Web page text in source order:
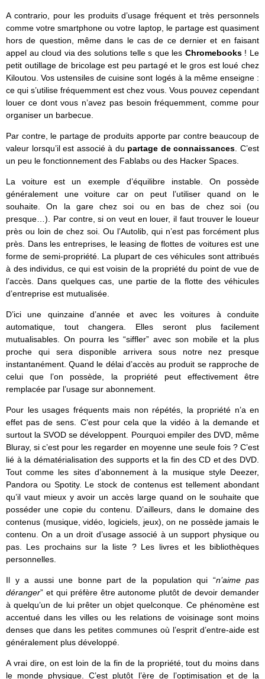
A contrario, pour les produits d’usage fréquent et très personnels
comme votre smartphone ou votre laptop, le partage est quasiment
hors de question, même dans le cas de ce dernier et en faisant
appel au cloud via des solutions telle s que les Chromebooks! Le
petit outillage de bricolage est peu partagé et le gros est loué chez
Kiloutou. Vos ustensiles de cuisine sont logés à la même enseigne :
ce qui s’utilise fréquemment est chez vous. Vous pouvez cependant
louer ce dont vous n’avez pas besoin fréquemment, comme pour
organiser un barbecue.
Par contre, le partage de produits apporte par contre beaucoup de
valeur lorsqu’il est associé à du partage de connaissances . C’est
un peu le fonctionnement des Fablabs ou des Hacker Spaces.
La voiture est un exemple d’équilibre instable. On possède
généralement une voiture car on peut l’utiliser quand on le
souhaite. On la gare chez soi ou en bas de chez soi (ou
presque…). Par contre, si on veut en louer, il faut trouver le loueur
près ou loin de chez soi. Ou l’Autolib, qui n’est pas forcément plus
près. Dans les entreprises, le leasing de flottes de voitures est une
forme de semi-propriété. La plupart de ces véhicules sont attribués
à des individus, ce qui est voisin de la propriété du point de vue de
l’accès. Dans quelques cas, une partie de la flotte des véhicules
d’entreprise est mutualisée.
D’ici une quinzaine d’année et avec les voitures à conduite
automatique, tout changera. Elles seront plus facilement
mutualisables. On pourra les “siffler” avec son mobile et la plus
proche qui sera disponible arrivera sous notre nez presque
instantanément. Quand le délai d’accès au produit se rapproche de
celui que l’on possède, la propriété peut effectivement être
remplacée par l’usage sur abonnement.
Pour les usages fréquents mais non répétés, la propriété n’a en
effet pas de sens. C’est pour cela que la vidéo à la demande et
surtout la SVOD se développent. Pourquoi empiler des DVD, même
Bluray, si c’est pour les regarder en moyenne une seule fois ? C’est
lié à la dématérialisation des supports et la fin des CD et des DVD.
Tout comme les sites d’abonnement à la musique style Deezer,
Pandora ou Spotity. Le stock de contenus est tellement abondant
qu’il vaut mieux y avoir un accès large quand on le souhaite que
posséder une copie du contenu. D’ailleurs, dans le domaine des
contenus (musique, vidéo, logiciels, jeux), on ne possède jamais le
contenu. On a un droit d’usage associé à un support physique ou
pas. Les prochains sur la liste ? Les livres et les bibliothèques
personnelles.
Il y a aussi une bonne part de la population qui “n’aime pas
déranger” et qui préfère être autonome plutôt de devoir demander
à quelqu’un de lui prêter un objet quelconque. Ce phénomène est
accentué dans les villes ou les relations de voisinage sont moins
denses que dans les petites communes où l’esprit d’entre-aide est
généralement plus développé.
A vrai dire, on est loin de la fin de la propriété, tout du moins dans
le monde physique. C’est plutôt l’ère de l’optimisation et de la